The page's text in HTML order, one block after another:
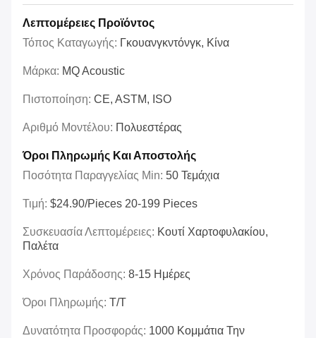
Λεπτομέρειες Προϊόντος
Τόπος Καταγωγής: Γκουανγκντόνγκ, Κίνα
Μάρκα: MQ Acoustic
Πιστοποίηση: CE, ASTM, ISO
Αριθμό Μοντέλου: Πολυεστέρας
Όροι Πληρωμής Και Αποστολής
Ποσότητα Παραγγελίας Min: 50 Τεμάχια
Τιμή: $24.90/pieces 20-199 Pieces
Συσκευασία Λεπτομέρειες: Κουτί Χαρτοφυλακίου,
Παλέτα
Χρόνος Παράδοσης: 8-15 Ημέρες
Όροι Πληρωμής: T/T
Δυνατότητα Προσφοράς: 1000 Κομμάτια Την